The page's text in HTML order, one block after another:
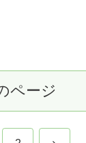
ページ